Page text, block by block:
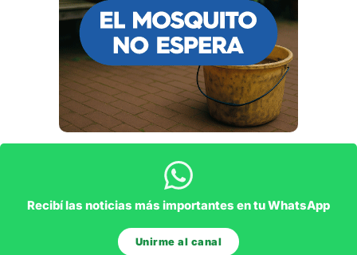
Recibí las noticias más importantes en tu WhatsApp
Unirme al canal